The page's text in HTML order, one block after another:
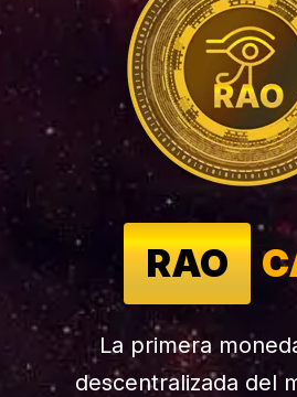
RAO
La primera
descentralizada del